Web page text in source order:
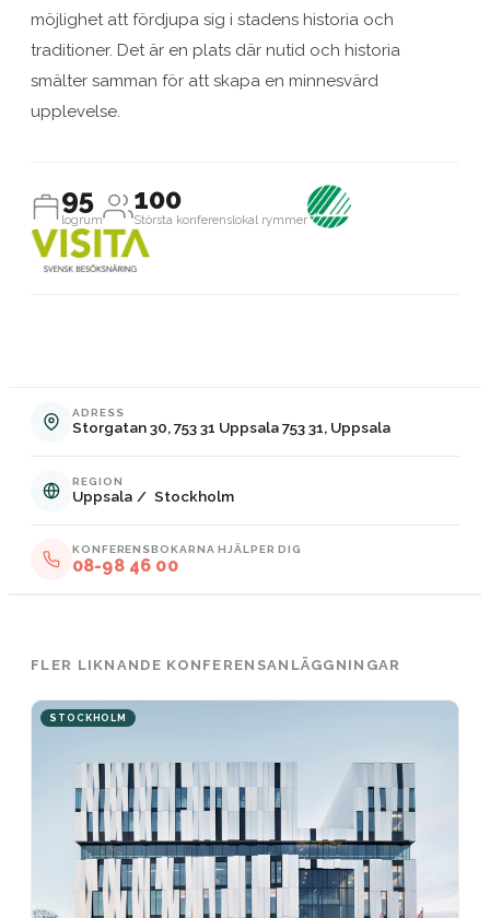
möjlighet att fördjupa sig i stadens historia och
traditioner. Det är en plats där nutid och historia
smälter samman för att skapa en minnesvärd
upplevelse.
95
logrum
100
Största konferenslokal rymmer
ADRESS
Storgatan 30, 753 31 Uppsala 753 31, Uppsala
REGION
Uppsala / Stockholm
KONFERENSBOKARNA HJÄLPER DIG
08-98 46 00
FLER LIKNANDE KONFERENSANLÄGGNINGAR
STOCKHOLM